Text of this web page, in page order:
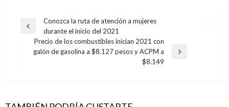
Navegación
entradas
Entrada
anterior
Conozca la ruta de atención a mujeres
durante el inicio del 2021
Entrada
Precio de los combustibles inician 2021 con
galón de gasolina a $8.127 pesos y ACPM a
$8.149